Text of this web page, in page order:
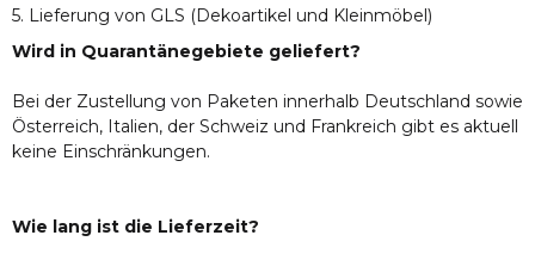
5. Lieferung von GLS (Dekoartikel und Kleinmöbel)
Wird in Quarantänegebiete geliefert?
Bei der Zustellung von Paketen innerhalb Deutschland sowie
Österreich, Italien, der Schweiz und Frankreich gibt es aktuell
keine Einschränkungen.
Wie lang ist die Lieferzeit?